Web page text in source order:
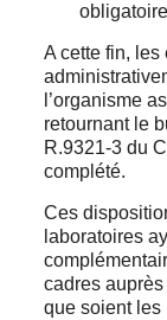
A cette fin,
l’organisme
retournant le
R.9321-3 du
complété.
Ces
laboratoires
cadres
que soient les